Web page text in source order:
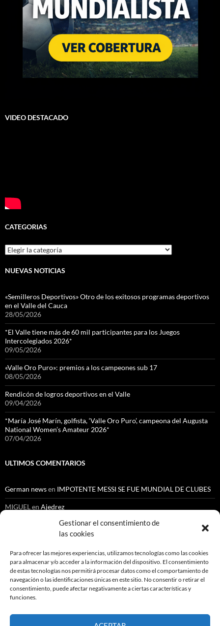
Gestionar el consentimiento de
las cookies
Para ofrecer las mejores experiencias, utilizamos tecnologías como las cookies
para almacenar y/o acceder a la información del dispositivo. El consentimiento
de estas tecnologías nos permitirá procesar datos como el comportamiento de
navegación o las identificaciones únicas en este sitio. No consentir o retirar el
consentimiento, puede afectar negativamente a ciertas características y
funciones.
VIDEO DESTACADO
CATEGORIAS
Categorias
NUEVAS NOTICIAS
«Semilleros Deportivos» Otro de los exitosos programas deportivos
en el Valle del Cauca
28/05/2026
*El Valle tiene más de 60 mil participantes para los Juegos
Intercolegiados 2026*
09/05/2026
«Valle Oro Puro»: premios a los campeones sub 17
08/05/2026
Rendicón de logros deportivos en el Valle
09/04/2026
*María José Marín, golfista, ‘Valle Oro Puro’, campeona del Augusta
National Women’s Amateur 2026*
07/04/2026
ULTIMOS COMENTARIOS
German newsen IMPOTENTE MESSI SE FUE MUNDIAL DE CLUBES
MIGUEL en Ajedrez
Cenoide Lopez ChantreenNUEVO ESCANDALO EN LA ESCUELA
NACIONAL DEL DEPORTE
Orlando GutiérrezenAutomovilismo
Gustavo Medina MedinaenAjedrez
Buscar: